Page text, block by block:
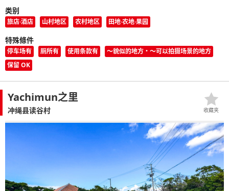
类别
旅店·酒店 山村地区 农村地区 田地·农地·果园
特殊條件
停车场有 厕所有 使用条款有
〜貌似的地方・〜可以拍摄场景的地方
保留 OK
Yachimun之里
冲绳县读谷村 收藏夹